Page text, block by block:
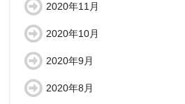
2020年11月
2020年10月
2020年9月
2020年8月